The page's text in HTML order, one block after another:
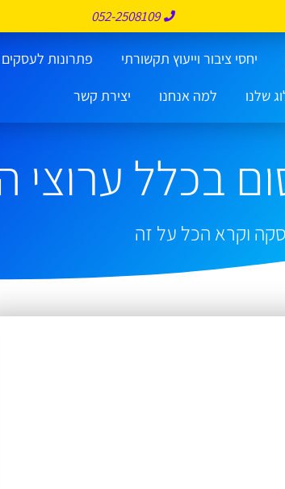
052-2508109
יחסי ציבור וייעוץ תקשורתי
פתרונות לעסקים
שלנו למה אנחנו יצירת קשר
בכלל ערוצי
וקרא הכל על זה